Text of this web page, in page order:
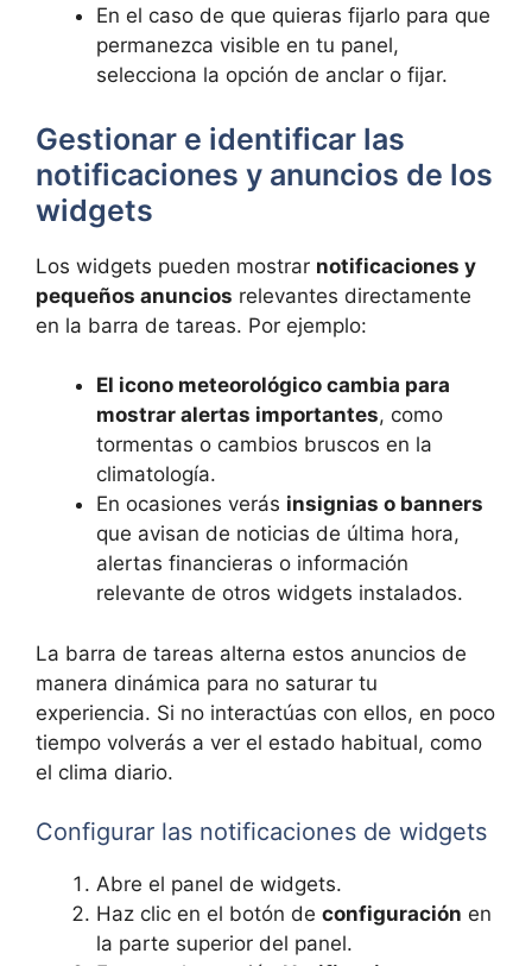
En el caso de que quieras fijarlo para que
permanezca visible en tu panel,
selecciona la opción de anclar o fijar.
Gestionar e identificar las
notificaciones y anuncios de los
widgets
Los widgets pueden mostrar notificaciones y
pequeños anuncios relevantes directamente
en la barra de tareas. Por ejemplo:
El icono meteorológico cambia para
mostrar alertas importantes, como
tormentas o cambios bruscos en la
climatología.
En ocasiones verás insignias o banners
que avisan de noticias de última hora,
alertas financieras o información
relevante de otros widgets instalados.
La barra de tareas alterna estos anuncios de
manera dinámica para no saturar tu
experiencia. Si no interactúas con ellos, en poco
tiempo volverás a ver el estado habitual, como
el clima diario.
Configurar las notificaciones de widgets
Abre el panel de widgets.
Haz clic en el botón de configuración en
la parte superior del panel.